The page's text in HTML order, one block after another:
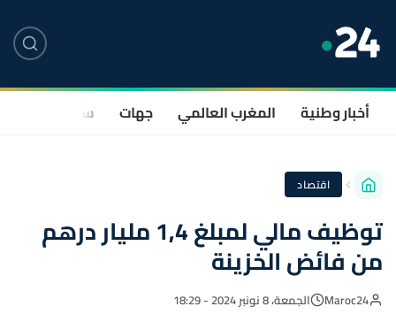
أخبار وطنية المغرب العالمي جهات سياسة
اقتصاد
توظيف مالي لمبلغ 1,4 مليار درهم
من فائض الخزينة
Maroc24 الجمعة، 8 نونبر 2024 - 18:29